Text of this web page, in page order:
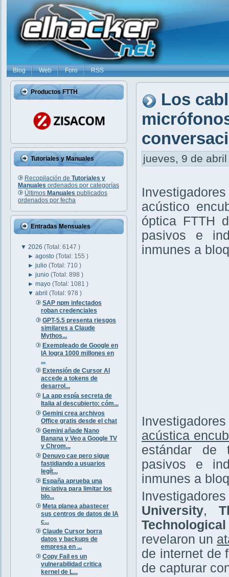
Blog Web Foro RSS
Productos FTTH
Tutoriales y Manuales
Recopilación de Tutoriales y
Manuales ordenados por categorías
Últimos Manuales publicados
ordenados por fecha
Entradas Mensuales
▼ 2026 (Total: 6147 )
►agosto(Total: 155 )
►julio(Total: 710 )
►junio(Total: 898 )
►mayo(Total: 1081 )
▼abril(Total: 978 )
SAP npm infectados
roban credenciales
GPT-5.5 presenta riesgos
similares a Claude
Mythos...
Exempleado de Google en
IA logra 1000 millones en
...
Extensión de Cursor AI
accede a tokens de
desarrol...
La app espía secreta de
Italia al descubierto: cóm...
Gemini crea archivos
Office gratis desde el chat
Gemini añade Nano
Banana y Veo a Google TV
y Chrom...
Denuvo cae pero sigue
fastidiando a usuarios
legít...
España aprueba una
iniciativa para limitar los
blo...
Meta planea abastecer
sus centros de datos de IA
c...
Claude Cursor borra
datos y backups de
empresa en ...
Copy Fail es un
vulnerabilidad critica
kernel de L...
Los
jueves, 9 de
acústico
óptica FTTH
pasivos e
inmunes a
acústica
estándar de
pasivos e
inmunes a
University,
revelaron un
de internet de
de capturar